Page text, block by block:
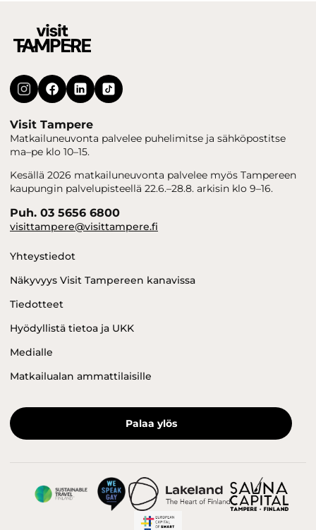
Visit Tampere
Matkailuneuvonta palvelee puhelimitse ja sähköpostitse
ma–pe klo 10–15.
Kesällä 2026 matkailuneuvonta palvelee myös Tampereen
kaupungin palvelupisteellä 22.6.–28.8. arkisin klo 9–16.
Puh. 03 5656 6800
visittampere@visittampere.fi
Yhteystiedot
Näkyvyys Visit Tampereen kanavissa
Tiedotteet
Hyödyllistä tietoa ja UKK
Medialle
Matkailualan ammattilaisille
Palaa ylös